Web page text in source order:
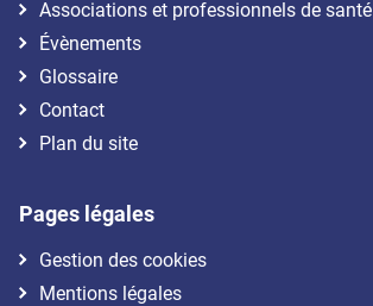
Associations et professionnels de santé
Évènements
Glossaire
Contact
Plan du site
Pages légales
Gestion des cookies
Mentions légales